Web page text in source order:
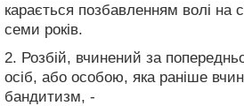
карається позбавленням волі на
семи років.
2. Розбій, вчинений за
осіб, або особою, яка раніше
бандитизм, -